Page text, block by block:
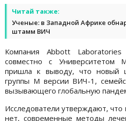
Читай также:
Ученые: в Западной Африке
штамм ВИЧ
Компания Abbott Laboratories
совместно с Университетом
пришла к выводу, что новый
группы M версии ВИЧ-1,
вызывающего глобальную
Исследователи утверждают, что
нет, современные методы